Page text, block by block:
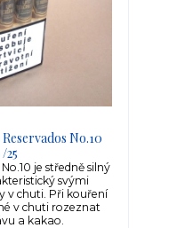
No.10
25
je středně silný
svými
v chuti. Při kouření
v chuti rozeznat
a kakao.